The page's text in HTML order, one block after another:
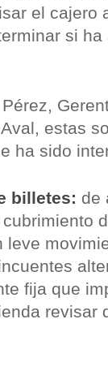
el cajero
si
estas
ha sido
billetes: de
leve
fija que
revisar